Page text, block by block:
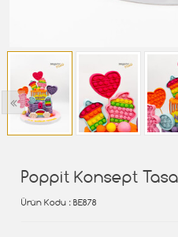
‹
Poppit Konsept
Ürün Kodu : BE878